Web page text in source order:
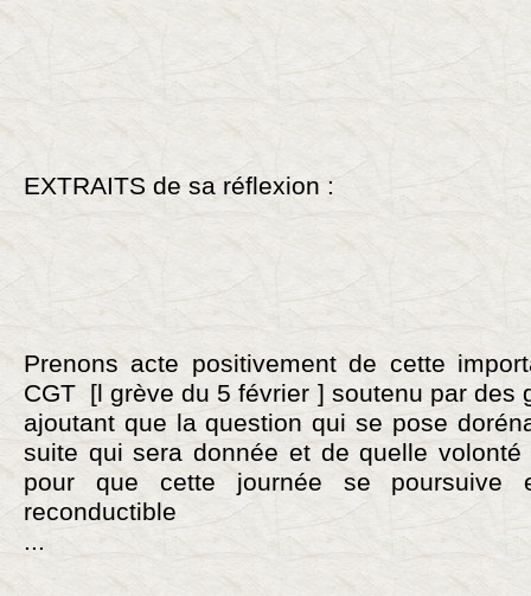
EXTRAITS de sa réflexion :
Prenons acte positivement de cette
CGT [l grève du 5 février ] soutenu par des
ajoutant que la question qui se pose
suite qui sera donnée et de quelle volonté
pour que cette journée se poursuive
reconductible
...